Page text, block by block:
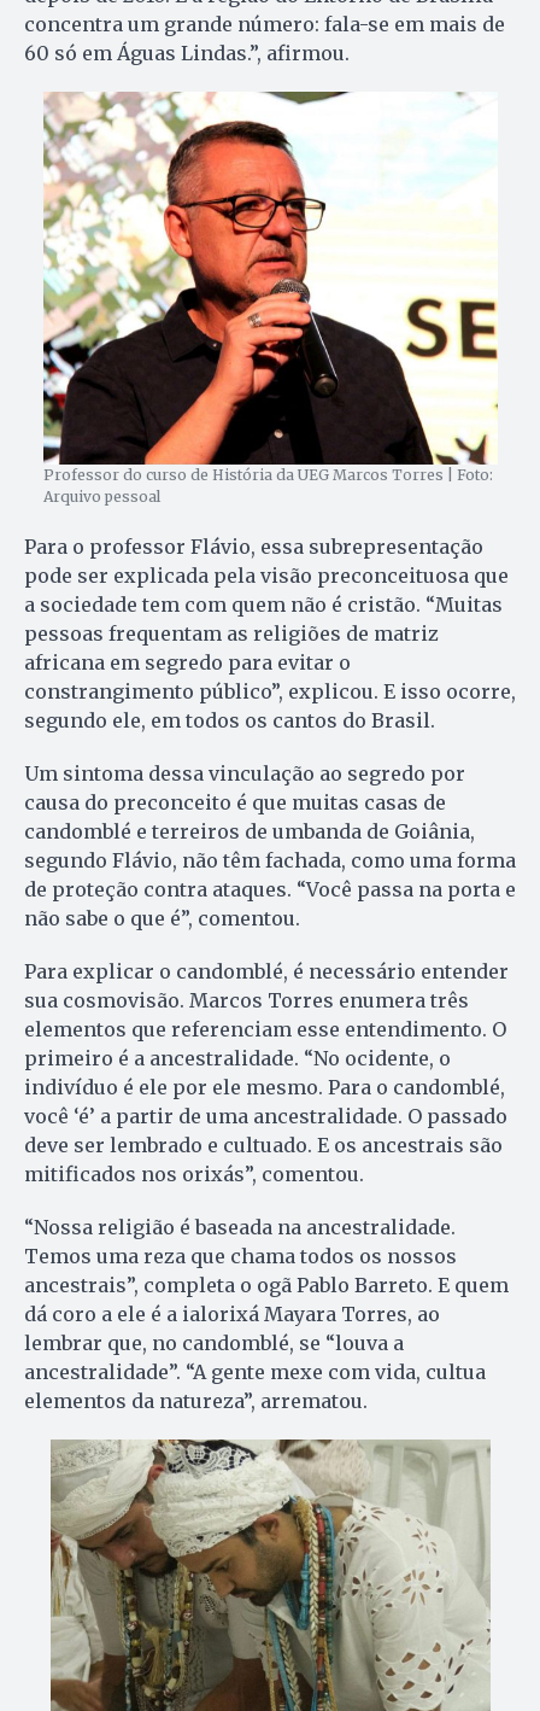
concentra um grande número: fala-se em mais de
60 só em Águas Lindas.”, afirmou.
Professor do curso de História da UEG Marcos Torres | Foto:
Arquivo pessoal
Para o professor Flávio, essa subrepresentação
pode ser explicada pela visão preconceituosa que
a sociedade tem com quem não é cristão. “Muitas
pessoas frequentam as religiões de matriz
africana em segredo para evitar o
constrangimento público”, explicou. E isso ocorre,
segundo ele, em todos os cantos do Brasil.
Um sintoma dessa vinculação ao segredo por
causa do preconceito é que muitas casas de
candomblé e terreiros de umbanda de Goiânia,
segundo Flávio, não têm fachada, como uma forma
de proteção contra ataques. “Você passa na porta e
não sabe o que é”, comentou.
Para explicar o candomblé, é necessário entender
sua cosmovisão. Marcos Torres enumera três
elementos que referenciam esse entendimento. O
primeiro é a ancestralidade. “No ocidente, o
indivíduo é ele por ele mesmo. Para o candomblé,
você ‘é’ a partir de uma ancestralidade. O passado
deve ser lembrado e cultuado. E os ancestrais são
mitificados nos orixás”, comentou.
“Nossa religião é baseada na ancestralidade.
Temos uma reza que chama todos os nossos
ancestrais”, completa o ogã Pablo Barreto. E quem
dá coro a ele é a ialorixá Mayara Torres, ao
lembrar que, no candomblé, se “louva a
ancestralidade”. “A gente mexe com vida, cultua
elementos da natureza”, arrematou.